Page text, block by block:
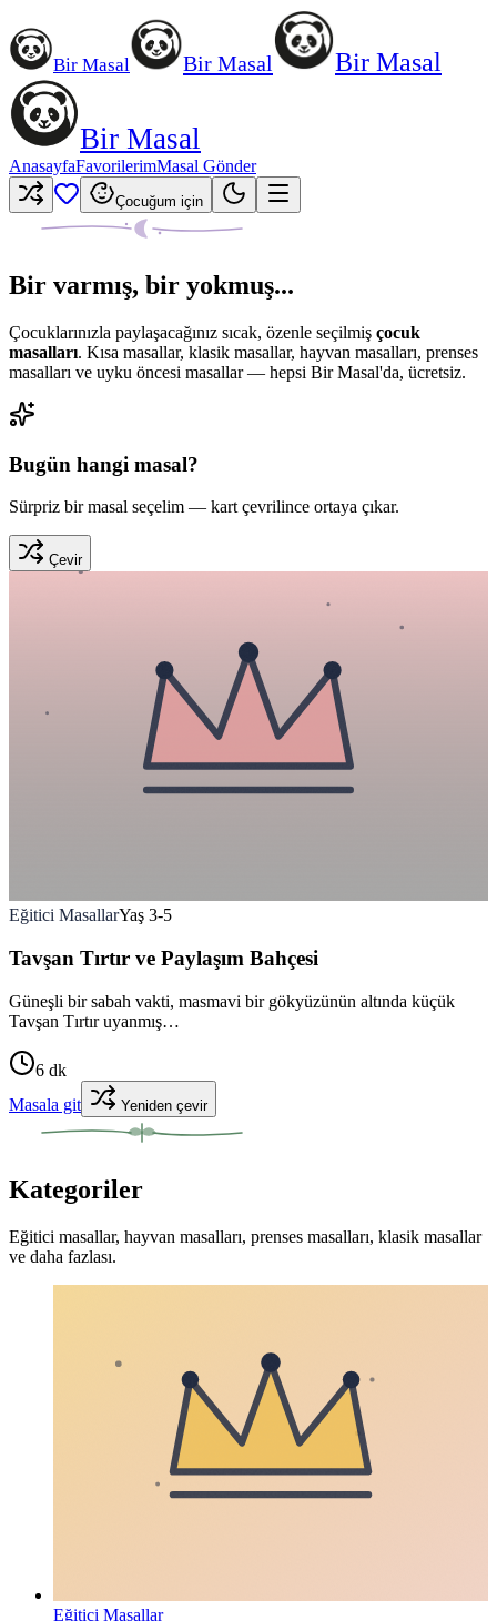
Bir Masal Bir Masal Bir Masal
Bir Masal
AnasayfaFavorilerimMasal Gönder
Çocuğum için
Bir varmış, bir yokmuş...
Çocuklarınızla paylaşacağınız sıcak, özenle seçilmiş çocuk
masalları. Kısa masallar, klasik masallar, hayvan masalları, prenses
masalları ve uyku öncesi masallar — hepsi Bir Masal'da, ücretsiz.
Bugün hangi masal?
Sürpriz bir masal seçelim — kart çevrilince ortaya çıkar.
Çevir
Eğitici MasallarYaş 3-5
Tavşan Tırtır ve Paylaşım Bahçesi
Güneşli bir sabah vakti, masmavi bir gökyüzünün altında küçük
Tavşan Tırtır uyanmış…
6 dk
Masala git
Yeniden çevir
Kategoriler
Eğitici masallar, hayvan masalları, prenses masalları, klasik masallar
ve daha fazlası.
Eğitici Masallar